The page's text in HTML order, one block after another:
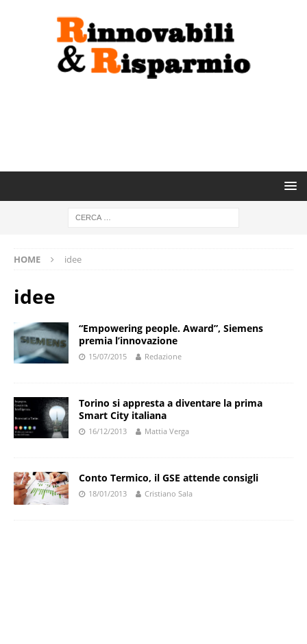
HOME idee
idee
“Empowering people. Award”, Siemens
premia l’innovazione
15/07/2015 Redazione
Torino si appresta a diventare la prima
Smart City italiana
16/12/2013 Mattia Verga
Conto Termico, il GSE attende consigli
18/01/2013 Cristiano Sala